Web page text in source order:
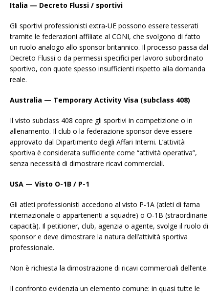
Italia — Decreto Flussi / sportivi
Gli sportivi professionisti extra-UE possono essere tesserati
tramite le federazioni affiliate al CONI, che svolgono di fatto
un ruolo analogo allo sponsor britannico. Il processo passa dal
Decreto Flussi o da permessi specifici per lavoro subordinato
sportivo, con quote spesso insufficienti rispetto alla domanda
reale.
Australia — Temporary Activity Visa (subclass 408)
Il visto subclass 408 copre gli sportivi in competizione o in
allenamento. Il club o la federazione sponsor deve essere
approvato dal Dipartimento degli Affari Interni. L’attività
sportiva è considerata sufficiente come “attività operativa”,
senza necessità di dimostrare ricavi commerciali.
USA — Visto O-1B / P-1
Gli atleti professionisti accedono al visto P-1A (atleti di fama
internazionale o appartenenti a squadre) o O-1B (straordinarie
capacità). Il petitioner, club, agenzia o agente, svolge il ruolo di
sponsor e deve dimostrare la natura dell’attività sportiva
professionale.
Non è richiesta la dimostrazione di ricavi commerciali dell’ente.
Il confronto evidenzia un elemento comune: in quasi tutte le